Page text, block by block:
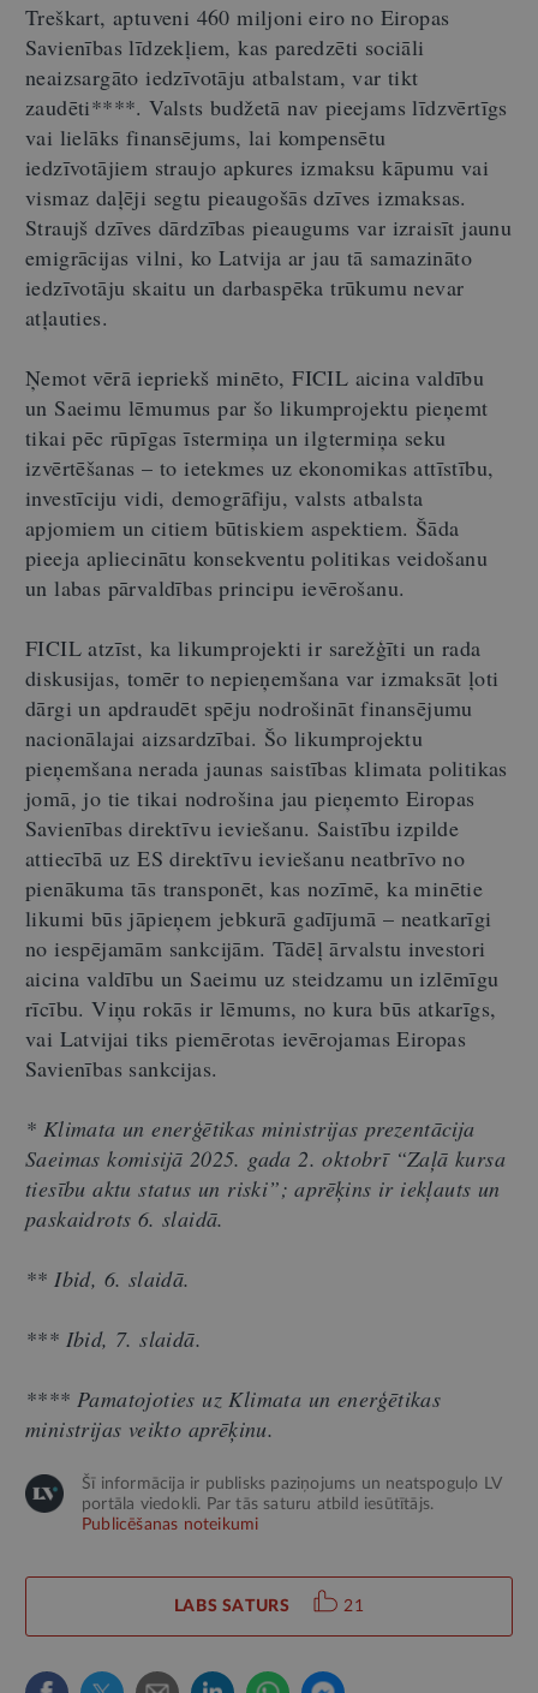
Treškart, aptuveni 460 miljoni eiro no Eiropas
Savienības līdzekļiem, kas paredzēti sociāli
neaizsargāto iedzīvotāju atbalstam, var tikt
zaudēti****. Valsts budžetā nav pieejams līdzvērtīgs
vai lielāks finansējums, lai kompensētu
iedzīvotājiem straujo apkures izmaksu kāpumu vai
vismaz daļēji segtu pieaugošās dzīves izmaksas.
Straujš dzīves dārdzības pieaugums var izraisīt jaunu
emigrācijas vilni, ko Latvija ar jau tā samazināto
iedzīvotāju skaitu un darbaspēka trūkumu nevar
atļauties.
Ņemot vērā iepriekš minēto, FICIL aicina valdību
un Saeimu lēmumus par šo likumprojektu pieņemt
tikai pēc rūpīgas īstermiņa un ilgtermiņa seku
izvērtēšanas – to ietekmes uz ekonomikas attīstību,
investīciju vidi, demogrāfiju, valsts atbalsta
apjomiem un citiem būtiskiem aspektiem. Šāda
pieeja apliecinātu konsekventu politikas veidošanu
un labas pārvaldības principu ievērošanu.
FICIL atzīst, ka likumprojekti ir sarežģīti un rada
diskusijas, tomēr to nepieņemšana var izmaksāt ļoti
dārgi un apdraudēt spēju nodrošināt finansējumu
nacionālajai aizsardzībai. Šo likumprojektu
pieņemšana nerada jaunas saistības klimata politikas
jomā, jo tie tikai nodrošina jau pieņemto Eiropas
Savienības direktīvu ieviešanu. Saistību izpilde
attiecībā uz ES direktīvu ieviešanu neatbrīvo no
pienākuma tās transponēt, kas nozīmē, ka minētie
likumi būs jāpieņem jebkurā gadījumā – neatkarīgi
no iespējamām sankcijām. Tādēļ ārvalstu investori
aicina valdību un Saeimu uz steidzamu un izlēmīgu
rīcību. Viņu rokās ir lēmums, no kura būs atkarīgs,
vai Latvijai tiks piemērotas ievērojamas Eiropas
Savienības sankcijas.
* Klimata un enerģētikas ministrijas prezentācija
Saeimas komisijā 2025. gada 2. oktobrī “Zaļā kursa
tiesību aktu status un riski”; aprēķins ir iekļauts un
paskaidrots 6. slaidā.
** Ibid, 6. slaidā.
*** Ibid, 7. slaidā.
**** Pamatojoties uz Klimata un enerģētikas
ministrijas veikto aprēķinu.
Šī informācija ir publisks paziņojums un neatspoguļo LV
portāla viedokli. Par tās saturu atbild iesūtītājs.
Publicēšanas noteikumi
LABS SATURS 21